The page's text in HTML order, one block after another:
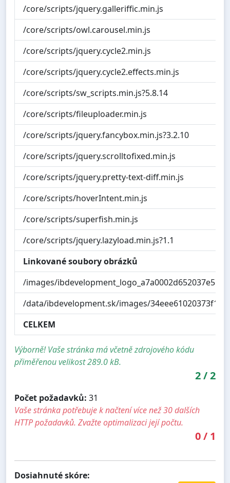
/core/scripts/jquery.galleriffic.min.js
/core/scripts/owl.carousel.min.js
/core/scripts/jquery.cycle2.min.js
/core/scripts/jquery.cycle2.effects.min.js
/core/scripts/sw_scripts.min.js?5.8.14
/core/scripts/fileuploader.min.js
/core/scripts/jquery.fancybox.min.js?3.2.10
/core/scripts/jquery.scrolltofixed.min.js
/core/scripts/jquery.pretty-text-diff.min.js
/core/scripts/hoverIntent.min.js
/core/scripts/superfish.min.js
/core/scripts/jquery.lazyload.min.js?1.1
Linkované soubory obrázků
/images/
/data/ibdevelopment.sk/images/
CELKEM
Výborně! Vaše stránka má včetně zdrojového kódu
přiměřenou velikost 289.0 kB.
2/2
Počet požadavků: 31
Vaše stránka potřebuje k načtení více než 30 dalších
HTTP požadavků. Zvažte optimalizaci její počtu.
0/ 1
Dosiahnuté skóre: